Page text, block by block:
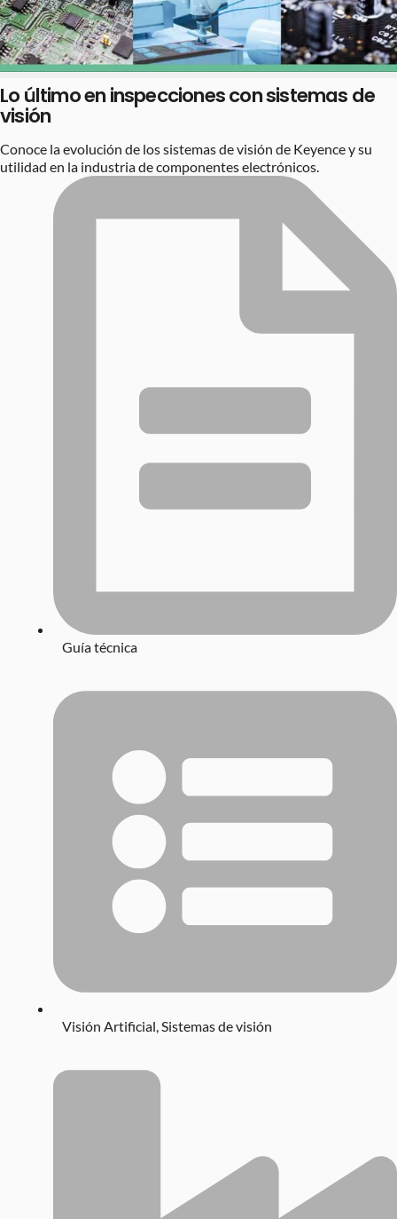
Lo último en inspecciones con sistemas de
visión
Conoce la evolución de los sistemas de visión de Keyence y su
utilidad en la industria de componentes electrónicos.
Guía técnica
Visión Artificial,Sistemas de visión